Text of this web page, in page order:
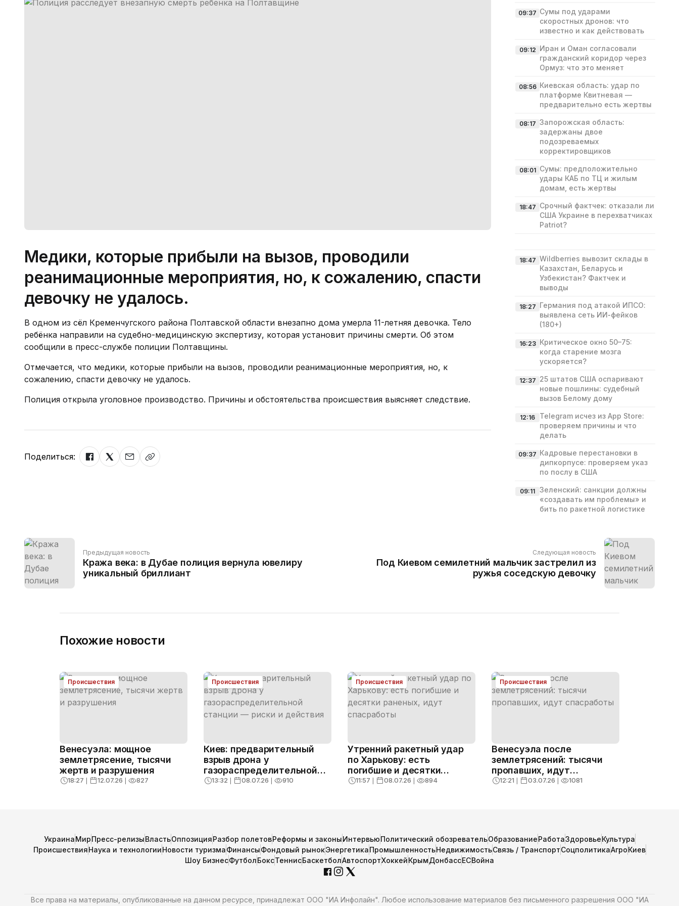
Медики, которые прибыли на вызов, проводили
реанимационные мероприятия, но, к сожалению, спасти
девочку не удалось.
В одном из сёл Кременчугского района Полтавской области внезапно дома умерла 11-летняя девочка. Тело
ребёнка направили на судебно-медицинскую экспертизу, которая установит причины смерти. Об этом
сообщили в пресс-службе полиции Полтавщины.
Отмечается, что медики, которые прибыли на вызов, проводили реанимационные мероприятия, но, к
сожалению, спасти девочку не удалось.
Полиция открыла уголовное производство. Причины и обстоятельства происшествия выясняет следствие.
Поделиться:
09:37 Сумы под ударами
скоростных дронов: что
известно и как действовать
09:12 Иран и Оман согласовали
гражданский коридор через
Ормуз: что это меняет
08:56 Киевская область: удар по
платформе Квитневая —
предварительно есть жертвы
08:17 Запорожская область:
задержаны двое
подозреваемых
корректировщиков
08:01 Сумы: предположительно
удары КАБ по ТЦ и жилым
домам, есть жертвы
18:47 Срочный фактчек: отказали ли
США Украине в перехватчиках
Patriot?
18:47 Wildberries вывозит склады в
Казахстан, Беларусь и
Узбекистан? Фактчек и
выводы
18:27 Германия под атакой ИПСО:
выявлена сеть ИИ‑фейков
(180+)
16:23 Критическое окно 50–75:
когда старение мозга
ускоряется?
12:37 25 штатов США оспаривают
новые пошлины: судебный
вызов Белому дому
12:16
Telegram исчез из App Store:
проверяем причины и что
делать
09:37 Кадровые перестановки в
дипкорпусе: проверяем указ
по послу в США
09:11 Зеленский: санкции должны
«создавать им проблемы» и
бить по ракетной логистике
Предыдущая новость
Кража века: в Дубае полиция вернула ювелиру
уникальный бриллиант
Следующая новость
Под Киевом семилетний мальчик застрелил из
ружья соседскую девочку
Похожие новости
Происшествия
Венесуэла: мощное
землетрясение, тысячи
жертв и разрушения
18:27 ❘ 12.07.26 ❘ 827
Происшествия
Киев: предварительный
взрыв дрона у
газораспределительной
станции — риски и
13:32 ❘ 08.07.26 ❘ 910
Происшествия
Утренний ракетный удар
по Харькову: есть
погибшие и десятки
раненых, идут спасработы
11:57 ❘ 08.07.26 ❘ 894
Происшествия
Венесуэла после
землетрясений: тысячи
пропавших, идут
спасработы
12:21 ❘ 03.07.26 ❘ 1081
УкраинаМирПресс-релизыВластьОппозицияРазбор полетовРеформы и законыИнтервьюПолитический обозревательОбразованиеРаботаЗдоровьеКультура
ПроисшествияНаука и технологииНовости туризмаФинансыФондовый рынокЭнергетикаПромышленностьНедвижимостьСвязь / ТранспортСоцполитикаАгроКиев
Шоу БизнесФутболБоксТеннисБаскетболАвтоспортХоккейКрымДонбассЕСВойна
Все права на материалы, опубликованные на данном ресурсе, принадлежат ООО "ИА Инфолайн". Любое использование материалов без письменного разрешения ООО "ИА